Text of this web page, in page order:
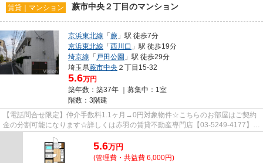
賃貸｜マンション 蕨市中央２丁目のマンション
京浜東北線 「蕨 」駅 徒歩7分
京浜東北線 「西川口 」駅 徒歩19分
埼京線 「 戸田公園 」駅 徒歩29分
埼玉県蕨市中央 ２丁目15-32
5.6万円
築年数：築37年 ｜募集中： 1室
階数：3階建
【電話問合せ限定】仲介手数料1.1ヶ月→0円対象物件☆こちらのお部屋はご契約
金の分割可能になります☆詳しくは赤羽の賃貸不動産専門店【03-5249-4177】
VISION赤羽店までご連絡下さい！！
5.6万円
(管理費・共益費 6,000円)